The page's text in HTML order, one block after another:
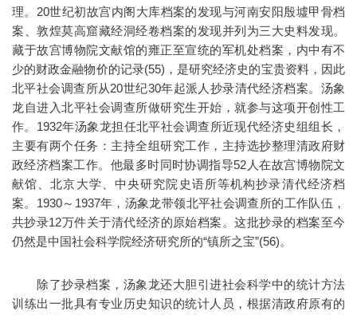
理。20世纪初故宫内阁大库档案的发现与河南安阳殷墟甲骨档
案、敦煌莫高窟藏经洞经卷档案的发现并列为三大史料发现。
藏于故宫博物院文献馆的雍正至宣统的军机处档案，内中有不
少的财政金融物价的记录(55)，是研究经济史的宝贵资料，因此
北平社会调查所从20世纪30年起派人抄录清代经济档案。汤象
龙自进入北平社会调查所做研究生开始，就参与这项开创性工
作。1932年汤象龙担任北平社会调查所近现代经济史组组长，
主要有两个任务：主持全组研究工作，主持选抄整理清政府财
政经济档案工作。他最多时同时协调指导52人在故宫博物院文
献馆、北京大学、中央研究院史语所等机构抄录清代经济档
案。1930～1937年，汤象龙带领北平社会调查所的工作队伍，
共抄录12万件关于清代经济的原始档案。这批抄录的档案至今
仍然是中国社会科学院经济研究所的“镇所之宝”(56)。
除了抄录档案，汤象龙还大胆引进社会科学中的统计方法
训练出一批具有专业历史知识的统计人员，根据清政府原有的